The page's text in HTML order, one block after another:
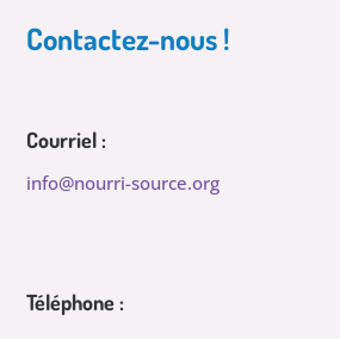
Contactez-nous !
Courriel :
info@nourri-source.org
Téléphone :